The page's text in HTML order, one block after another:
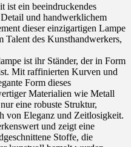
ist ein beeindruckendes
und handwerklichem
dieser einzigartigen Lampe
Talent des Kunsthandwerkers,
ist ihr Ständer, der in Form
Mit raffinierten Kurven und
Form dieses
Materialien wie Metall
eine robuste Struktur,
von Eleganz und Zeitlosigkeit.
und zeigt eine
Stoffe, die